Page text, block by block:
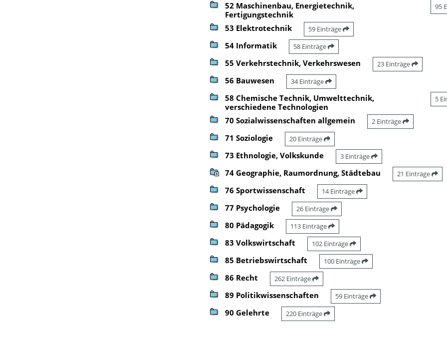
52 Maschinenbau, Energietechnik,
Fertigungstechnik
95
53 Elektrotechnik 59 Einträge
54 Informatik 58 Einträge
55 Verkehrstechnik, Verkehrswesen 23 Einträge
56 Bauwesen 34 Einträge
58 Chemische Technik, Umwelttechnik,
verschiedene Technologien
5
70 Sozialwissenschaften allgemein 2 Einträge
71 Soziologie 20 Einträge
73 Ethnologie, Volkskunde 3 Einträge
74 Geographie, Raumordnung, Städtebau 21 Einträge
76 Sportwissenschaft 14 Einträge
77 Psychologie 26 Einträge
80 Pädagogik 113 Einträge
83 Volkswirtschaft 102 Einträge
85 Betriebswirtschaft 100 Einträge
86 Recht 262 Einträge
89 Politikwissenschaften 59 Einträge
90 Gelehrte 220 Einträge